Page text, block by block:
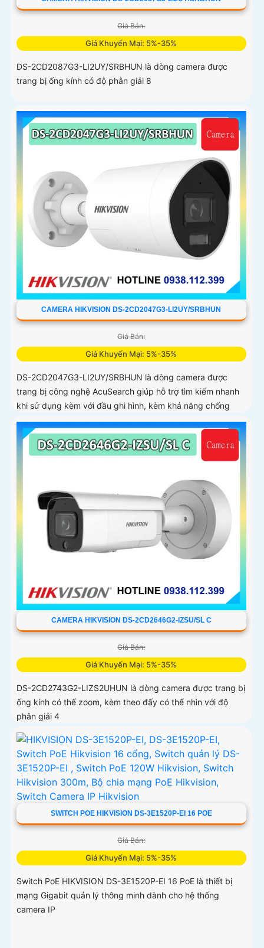
Giá Bán:
Giá Khuyến Mại: 5%-35%
DS-2CD2087G3-LI2UY/SRBHUN là dòng camera được
trang bị ống kính có độ phân giải 8
CAMERA HIKVISION DS-2CD2047G3-LI2UY/SRBHUN
Giá Bán:
Giá Khuyến Mại: 5%-35%
DS-2CD2047G3-LI2UY/SRBHUN là dòng camera được
trang bị công nghệ AcuSearch giúp hỗ trợ tìm kiếm nhanh
khi sử dụng kèm với đầu ghi hình, kèm khả năng chống
ngược sáng WDR 130dB, trang bị micro kép và loa hỗ trợ
đàm thoại 2 chiều, ống kính 4
CAMERA HIKVISION DS-2CD2646G2-IZSU/SL C
Giá Bán:
Giá Khuyến Mại: 5%-35%
DS-2CD2743G2-LIZS2UHUN là dòng camera được trang bị
ống kính có thể zoom, kèm theo đấy có thể nhìn với độ
phân giải 4
SWITCH POE HIKVISION DS-3E1520P-EI 16 POE
Giá Bán:
Giá Khuyến Mại: 5%-35%
Switch PoE HIKVISION DS-3E1520P-EI 16 PoE là thiết bị
mạng Gigabit quản lý thông minh dành cho hệ thống
camera IP